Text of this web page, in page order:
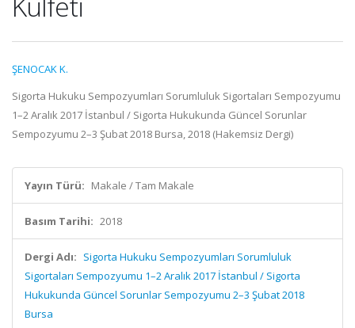
ŞENOCAK K.
Sigorta Hukuku Sempozyumları Sorumluluk Sigortaları Sempozyumu
1–2 Aralık 2017 İstanbul / Sigorta Hukukunda Güncel Sorunlar
Sempozyumu 2–3 Şubat 2018 Bursa, 2018 (Hakemsiz Dergi)
Yayın Türü: Makale / Tam Makale
Basım Tarihi: 2018
Dergi Adı: Sigorta Hukuku Sempozyumları Sorumluluk
Sigortaları Sempozyumu 1–2 Aralık 2017 İstanbul / Sigorta
Hukukunda Güncel Sorunlar Sempozyumu 2–3 Şubat 2018
Bursa